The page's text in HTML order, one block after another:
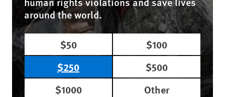
around the world.
$50
$100
$250
$500
$1000
Other